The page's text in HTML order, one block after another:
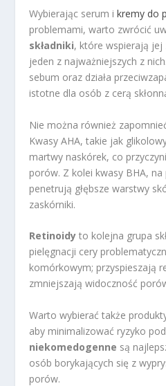
Wybierając serum ikremy do
problemami, warto zwrócić
składniki, które wspierają jej
jeden z najważniejszych z
sebum oraz działa
istotne dla osób z cerą
Nie można również
Kwasy AHA, takie jak
martwy naskórek, co
porów. Z kolei kwasy BHA, na
penetrują głębsze warstwy
zaskórniki.
Retinoidy to kolejna grupa
pielęgnacji cery
komórkowym; przyspieszają
zmniejszają widoczność
Warto wybierać także
aby minimalizować ryzyko
niekomedogenne są
osób borykających się z
porów.